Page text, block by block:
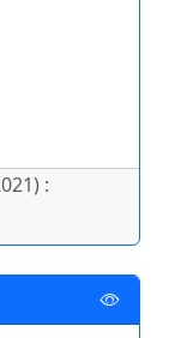
: